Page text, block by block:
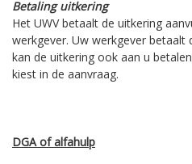
Betaling uitkering
Het UWV betaalt de uitkering
werkgever. Uw werkgever betaalt
kan de uitkering ook aan u
kiest in de aanvraag.
DGA of alfahulp